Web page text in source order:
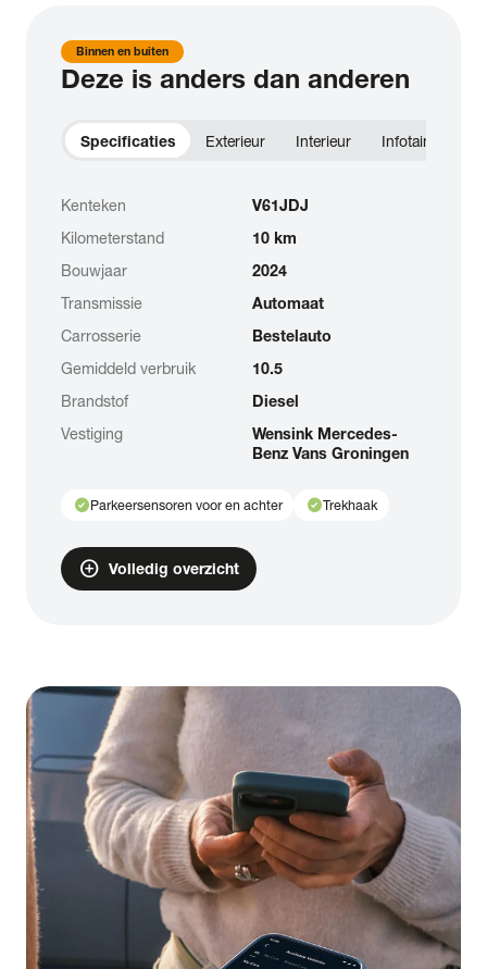
Binnen en buiten
Deze is anders dan anderen
Specificaties Exterieur Interieur Infotainment
Kenteken
V61JDJ
Kilometerstand
10 km
Bouwjaar
2024
Transmissie
Automaat
Carrosserie
Bestelauto
Gemiddeld verbruik
10.5
Brandstof
Diesel
Vestiging
Wensink Mercedes-
Benz Vans Groningen
check_circleParkeersensoren voor en achter check_circleTrekhaak
add_circle Volledig overzicht